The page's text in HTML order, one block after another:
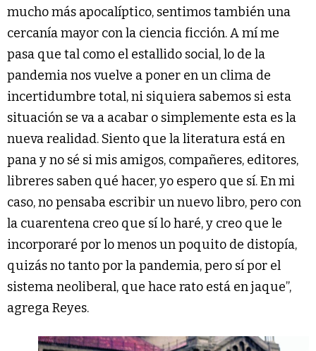
mucho más apocalíptico, sentimos también una
cercanía mayor con la ciencia ficción. A mí me
pasa que tal como el estallido social, lo de la
pandemia nos vuelve a poner en un clima de
incertidumbre total, ni siquiera sabemos si esta
situación se va a acabar o simplemente esta es la
nueva realidad. Siento que la literatura está en
pana y no sé si mis amigos, compañeres, editores,
libreres saben qué hacer, yo espero que sí. En mi
caso, no pensaba escribir un nuevo libro, pero con
la cuarentena creo que sí lo haré, y creo que le
incorporaré por lo menos un poquito de distopía,
quizás no tanto por la pandemia, pero sí por el
sistema neoliberal, que hace rato está en jaque”,
agrega Reyes.